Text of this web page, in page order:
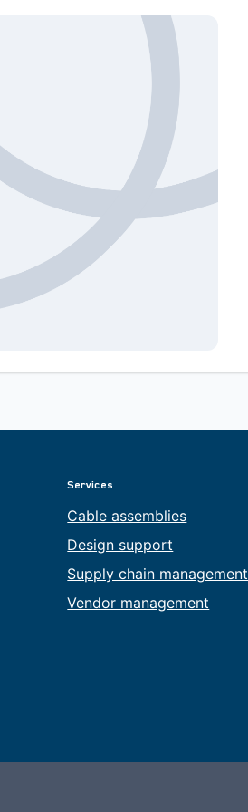
Services
Cable assemblies
Design support
Supply chain management
Vendor management